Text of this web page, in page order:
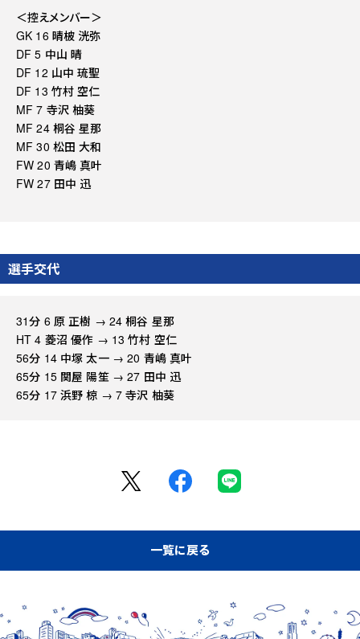
＜控えメンバー＞
GK 16 晴柀 洸弥
DF 5 中山 晴
DF 12 山中 琉聖
DF 13 竹村 空仁
MF 7 寺沢 柚葵
MF 24 桐谷 星那
MF 30 松田 大和
FW 20 青嶋 真叶
FW 27 田中 迅
選手交代
31分 6 原 正樹 → 24 桐谷 星那
HT 4 菱沼 優作 → 13 竹村 空仁
56分 14 中塚 太一 → 20 青嶋 真叶
65分 15 関屋 陽笙 → 27 田中 迅
65分 17 浜野 椋 → 7 寺沢 柚葵
一覧に戻る